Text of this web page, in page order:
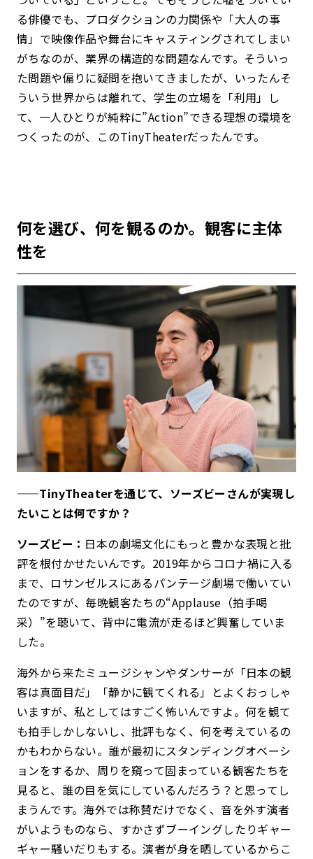
る俳優でも、プロダクションの力関係や「大人の事
情」で映像作品や舞台にキャスティングされてしまい
がちなのが、業界の構造的な問題なんです。そういっ
た問題や偏りに疑問を抱いてきましたが、いったんそ
ういう世界からは離れて、学生の立場を「利用」し
て、一人ひとりが純粋に”Action”できる理想の環境を
つくったのが、このTinyTheaterだったんです。
何を選び、何を観るのか。観客に主体
性を
——TinyTheaterを通じて、ソーズビーさんが実現し
たいことは何ですか？
ソーズビー： 日本の劇場文化にもっと豊かな表現と批
評を根付かせたいんです。2019年からコロナ禍に入る
まで、ロサンゼルスにあるパンテージ劇場で働いてい
たのですが、毎晩観客たちの“Applause（拍手喝
采）”を聴いて、背中に電流が走るほど興奮していま
した。
海外から来たミュージシャンやダンサーが「日本の観
客は真面目だ」「静かに観てくれる」とよくおっしゃ
いますが、私としてはすごく怖いんですよ。何を観て
も拍手しかしないし、批評もなく、何を考えているの
かもわからない。誰が最初にスタンディングオベーシ
ョンをするか、周りを窺って固まっている観客たちを
見ると、誰の目を気にしているんだろう？と思ってし
まうんです。海外では称賛だけでなく、音を外す演者
がいようものなら、すかさずブーイングしたりギャー
ギャー騒いだりもする。演者が身を晒しているからこ